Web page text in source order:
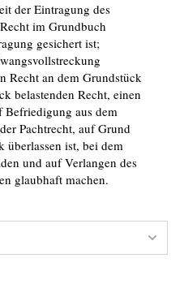
der Eintragung des
im Grundbuch
gesichert ist;
Recht an dem Grundstück
belastenden Recht, einen
Befriedigung aus dem
Pachtrecht, auf Grund
überlassen ist, bei dem
und auf Verlangen des
glaubhaft machen.